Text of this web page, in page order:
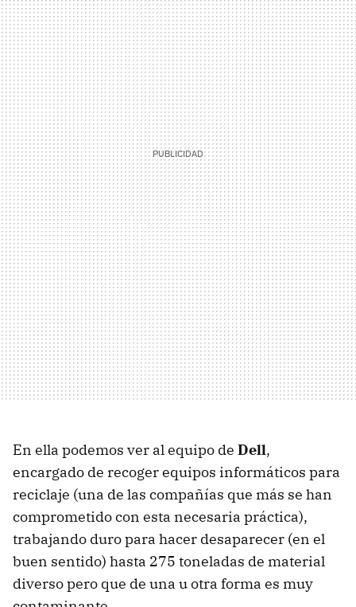
En ella podemos ver al equipo de Dell,
encargado de recoger equipos informáticos para
reciclaje (una de las compañías que más se han
comprometido con esta necesaria práctica),
trabajando duro para hacer desaparecer (en el
buen sentido) hasta 275 toneladas de material
diverso pero que de una u otra forma es muy